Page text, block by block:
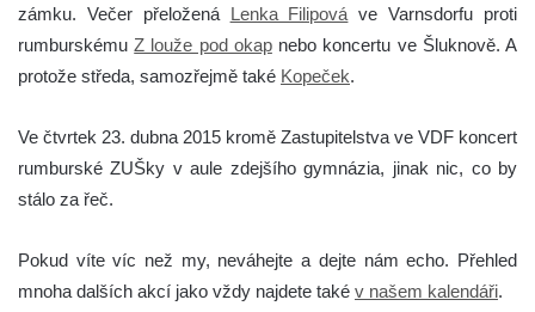
zámku. Večer přeložená Lenka Filipová ve Varnsdorfu proti
rumburskémuZ louže pod okapnebo koncertu ve Šluknově. A
protože středa, samozřejmě také Kopeček.
Ve čtvrtek 23. dubna 2015 kromě Zastupitelstva ve VDF koncert
rumburské ZUŠky v aule zdejšího gymnázia, jinak nic, co by
stálo za řeč.
Pokud víte víc než my, neváhejte a dejte nám echo. Přehled
mnoha dalších akcí jako vždy najdete také v našem kalendáři.